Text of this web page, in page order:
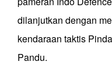
dilanjutkan dengan
kendaraan taktis
Pandu.